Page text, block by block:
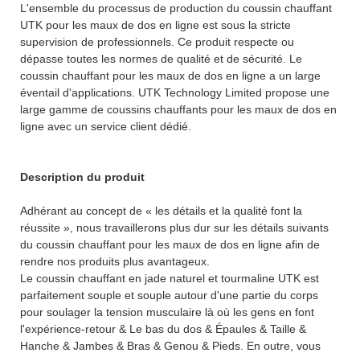
L'ensemble du processus de production du coussin chauffant
UTK pour les maux de dos en ligne est sous la stricte
supervision de professionnels. Ce produit respecte ou
dépasse toutes les normes de qualité et de sécurité. Le
coussin chauffant pour les maux de dos en ligne a un large
éventail d'applications. UTK Technology Limited propose une
large gamme de coussins chauffants pour les maux de dos en
ligne avec un service client dédié.
Description du produit
Adhérant au concept de « les détails et la qualité font la
réussite », nous travaillerons plus dur sur les détails suivants
du coussin chauffant pour les maux de dos en ligne afin de
rendre nos produits plus avantageux.
Le coussin chauffant en jade naturel et tourmaline UTK est
parfaitement souple et souple autour d'une partie du corps
pour soulager la tension musculaire là où les gens en font
l'expérience-retour & Le bas du dos & Épaules & Taille &
Hanche & Jambes & Bras & Genou & Pieds. En outre, vous